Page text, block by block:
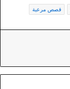
قصص مرعبة